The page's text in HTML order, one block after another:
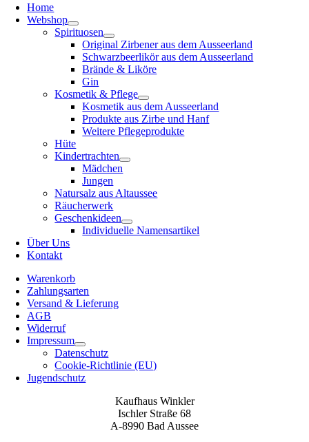
Home
Webshop
Spirituosen
Original Zirbener aus dem Ausseerland
Schwarzbeerlikör aus dem Ausseerland
Brände & Liköre
Gin
Kosmetik & Pflege
Kosmetik aus dem Ausseerland
Produkte aus Zirbe und Hanf
Weitere Pflegeprodukte
Hüte
Kindertrachten
Mädchen
Jungen
Natursalz aus Altaussee
Räucherwerk
Geschenkideen
Individuelle Namensartikel
Über Uns
Kontakt
Warenkorb
Zahlungsarten
Versand & Lieferung
AGB
Widerruf
Impressum
Datenschutz
Cookie-Richtlinie (EU)
Jugendschutz
Kaufhaus Winkler
Ischler Straße 68
A-8990 Bad Aussee